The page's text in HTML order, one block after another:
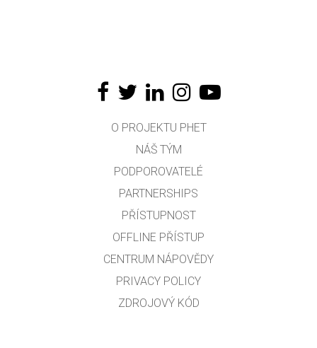
O PROJEKTU PHET
NÁŠ TÝM
PODPOROVATELÉ
PARTNERSHIPS
PŘÍSTUPNOST
OFFLINE PŘÍSTUP
CENTRUM NÁPOVĚDY
PRIVACY POLICY
ZDROJOVÝ KÓD